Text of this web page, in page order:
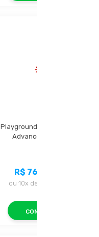
Playground Play Modular
Advanced Xalingo
R$ 76.159,99
ou 10x de
COMPRAR